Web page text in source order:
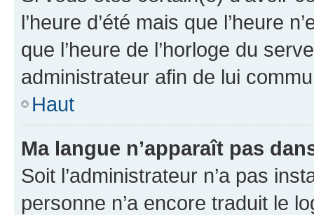
l’heure d’été mais que l’heure
que l’heure de l’horloge du
administrateur afin de lui
Haut
Ma langue n’apparaît pas
Soit l’administrateur n’a pas
personne n’a encore traduit le